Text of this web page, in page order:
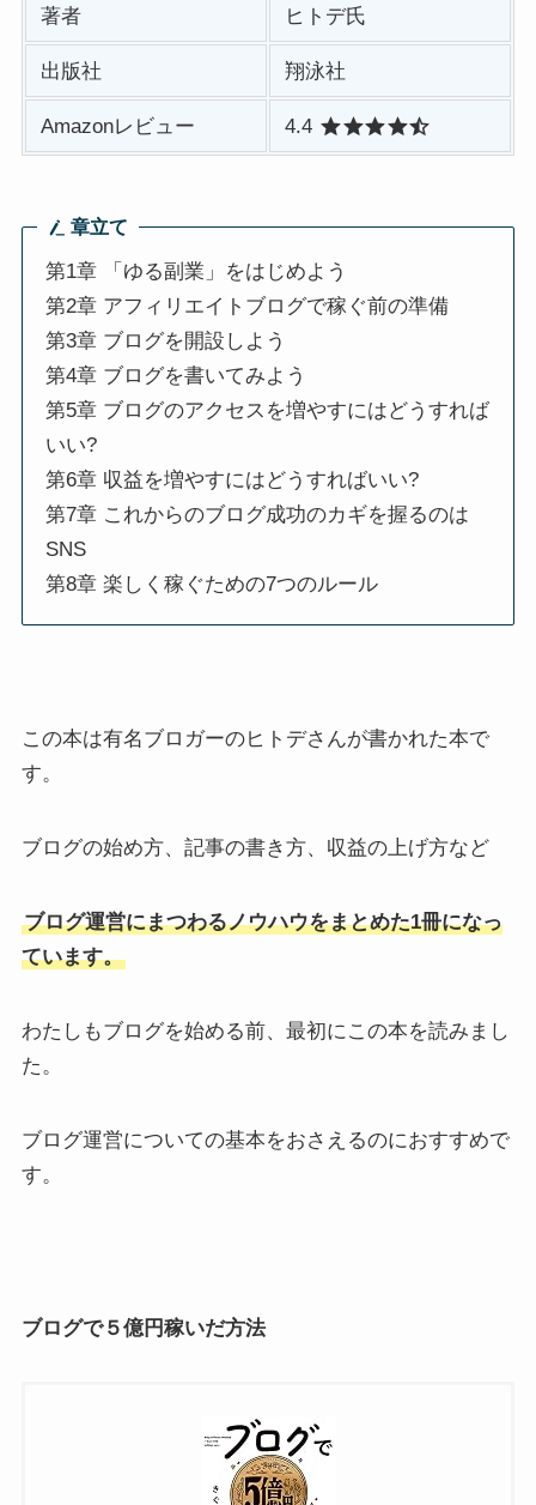
著者 ヒトデ氏
出版社 翔泳社
Amazonレビュー 4.4
章立て
第1章 「ゆる副業」をはじめよう
第2章 アフィリエイトブログで稼ぐ前の準備
第3章 ブログを開設しよう
第4章 ブログを書いてみよう
第5章 ブログのアクセスを増やすにはどうすれば
いい?
第6章 収益を増やすにはどうすればいい?
第7章 これからのブログ成功のカギを握るのは
SNS
第8章 楽しく稼ぐための7つのルール
この本は有名ブロガーのヒトデさんが書かれた本で
す。
ブログの始め方、記事の書き方、収益の上げ方など
ブログ運営にまつわるノウハウをまとめた1冊になっ
ています。
わたしもブログを始める前、最初にこの本を読みまし
た。
ブログ運営についての基本をおさえるのにおすすめで
す。
ブログで５億円稼いだ方法